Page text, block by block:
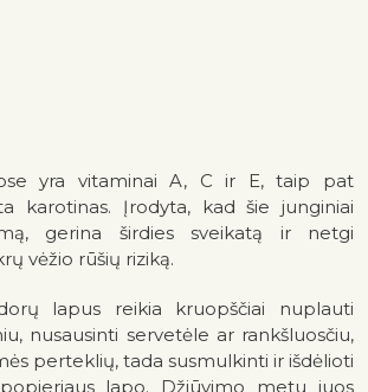
yra vitaminai A, C ir E, taip pat
karotinas. Įrodyta, kad šie junginiai
gerina širdies sveikatą ir netgi
vėžio rūšių riziką.
lapus reikia kruopščiai nuplauti
nusausinti servetėle ar rankšluosčiu,
perteklių, tada susmulkinti ir išdėlioti
lapo. Džiūvimo metu juos